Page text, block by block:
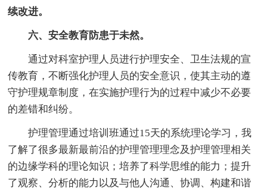
续改进。
六、安全教育防患于未然。
通过对科室护理人员进行护理安全、卫生法规的宣
传教育，不断强化护理人员的安全意识，使其主动的遵
守护理规章制度，在实施护理行为的过程中减少不必要
的差错和纠纷。
护理管理通过培训班通过15天的系统理论学习，我
了解了很多最新最前沿的护理管理理念及护理管理相关
的边缘学科的理论知识；培养了科学思维的能力；提升
了观察、分析的能力以及与他人沟通、协调、构建和谐